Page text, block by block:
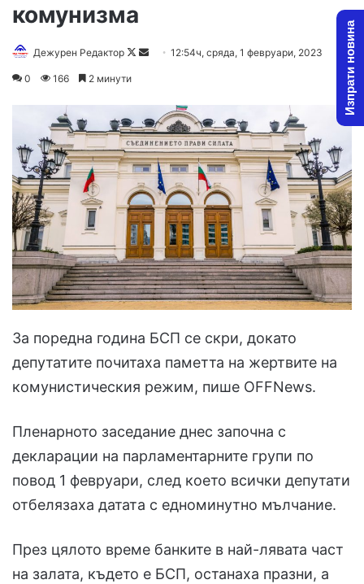
комунизма
Дежурен Редактор
Follow
Send12:54ч, сряда, 1 февруари, 2023
0 166 2 минути
За поредна година БСП се скри, докато
депутатите почитаха паметта на жертвите на
комунистическия режим, пише OFFNews.
Пленарното заседание днес започна с
декларации на парламентарните групи по
повод 1 февруари, след което всички депутати
отбелязаха дататa с едноминутно мълчание.
През цялото време банките в най-лявата част
на залата, където е БСП, останаха празни, а
Изпрати новина